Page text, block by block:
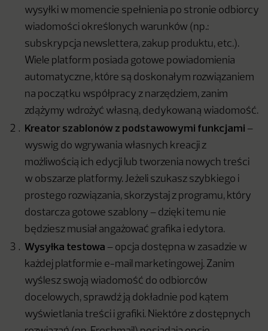
wysyłki w momencie spełnienia po stronie odbiorcy
wiadomości określonych warunków (np.:
subskrypcja newslettera, zakup produktu, etc.).
Wiele platform posiada gotowe powiadomienia
automatyczne, które są doskonałym rozwiązaniem
na początku współpracy z narzędziem, zanim
zdążymy wdrożyć własną, dedykowaną wiadomość.
Kreator szablonów z podstawowymi funkcjami –
wyswig do wgrywania własnych kreacji z
możliwością ich edycji lub tworzenia nowych treści
w obszarze platformy. Jeżeli szukasz szybkiego i
prostego rozwiązania, skorzystaj z programu, który
dostarcza gotowe szablony – dzięki temu nie
będziesz musiał angażować grafika i edytora.
Wysyłka testowa – opcja dostępna w zasadzie w
każdej platformie e-mail marketingowej. Zanim
wyślesz swoją wiadomość do odbiorców
docelowych, sprawdź ją dokładnie pod kątem
wyświetlania treści i grafiki. Niektóre z dostępnych